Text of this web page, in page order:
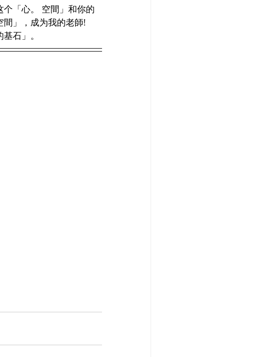
「心。 空間」和你的
」，成为我的老師!
石」。